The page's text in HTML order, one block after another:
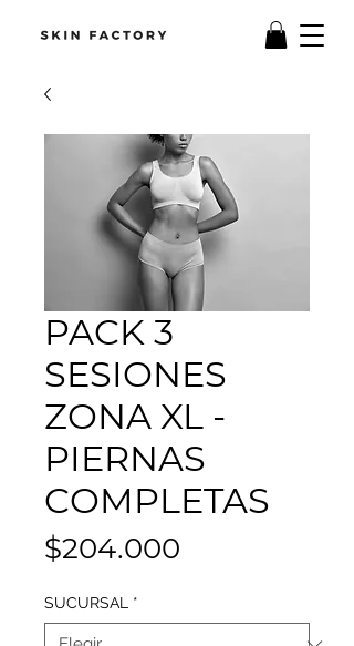
PACK 3
SESIONES
ZONA XL -
PIERNAS
COMPLETAS
$204.000
SUCURSAL *